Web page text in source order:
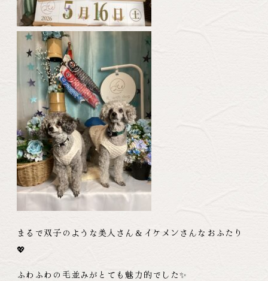
まるで双子のような美人さん＆イケメンさんなおふたり
💖
ふわふわの毛並みがとても魅力的でした✨